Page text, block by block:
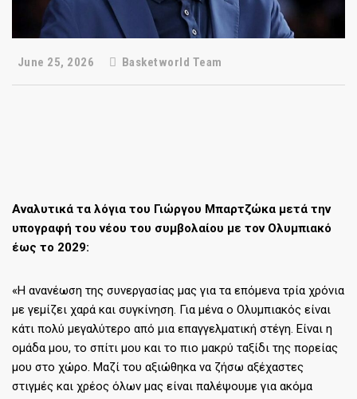
June 25, 2026 Basketworld Team
Αναλυτικά τα λόγια του Γιώργου Μπαρτζώκα μετά την
υπογραφή του νέου του συμβολαίου με τον Ολυμπιακό
έως το 2029:
«Η ανανέωση της συνεργασίας μας για τα επόμενα τρία χρόνια
με γεμίζει χαρά και συγκίνηση. Για μένα ο Ολυμπιακός είναι
κάτι πολύ μεγαλύτερο από μια επαγγελματική στέγη. Είναι η
ομάδα μου, το σπίτι μου και το πιο μακρύ ταξίδι της πορείας
μου στο χώρο. Μαζί του αξιώθηκα να ζήσω αξέχαστες
στιγμές και χρέος όλων μας είναι παλέψουμε για ακόμα